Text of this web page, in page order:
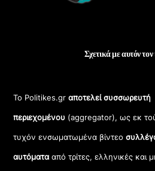
Σχετικά με αυτόν
Το Politikes.grαποτελεί συσσωρευτή
περιεχομένου (aggregator), ως εκ
τυχόν ενσωματωμένα βίντεο
αυτόματααπό τρίτες, ελληνικές και